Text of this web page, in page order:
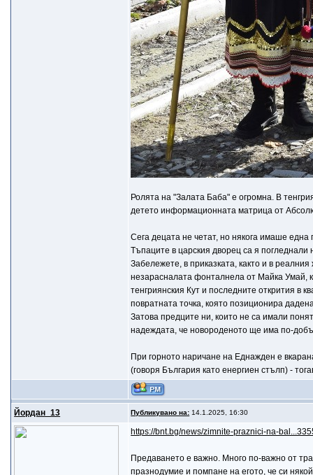
Ролята на "Залата Баба" е огромна. В
детето информационната матрица от
Сега децата не четат, но някога имаше
Тъпаците в царския дворец са я
Забележете, в приказката, както и в
незарасналата фонталнела от Майка Умай,
тенгриянския Кут и последните открития в
повратната точка, която позиционира
Затова предците ни, които не са имали
надеждата, че новороденото ще има по-
При горното наричане на Еднажден е
(говоря България като енергиен стълп) -
Йордан_13 Публикувано на: 14.1.2025, 16:30
https://bnt.bg/news/zimnite-praznici-na-
Предаването е важно. Много по-важно от
празнодумие и помпане на егото, че си